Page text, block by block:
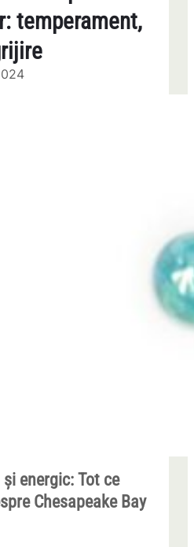
temperament,
energic: Tot ce
Chesapeake Bay